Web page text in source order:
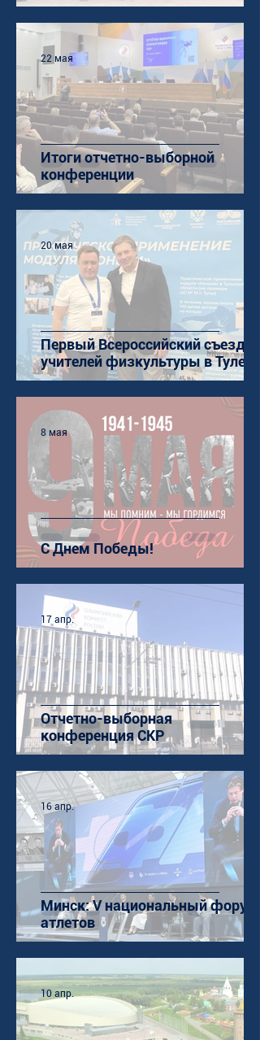
Итоги отчетно-выборной
конференции
22 мая
Первый Всероссийский съезд
учителей физкультуры в Туле
20 мая
С Днем Победы!
8 мая
Отчетно-выборная
конференция СКР
17 апр.
Минск: V национальный форум
атлетов
16 апр.
10 апр.